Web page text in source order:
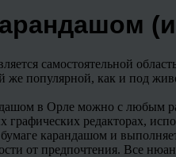
самостоятельной
же популярной, как и под
в Орле можно с любым
графических редакторах,
карандашом и
от предпочтения. Все